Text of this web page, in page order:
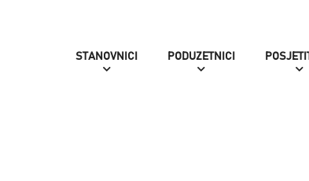
STANOVNICI PODUZETNICI